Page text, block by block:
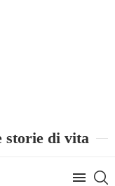
storie di vita